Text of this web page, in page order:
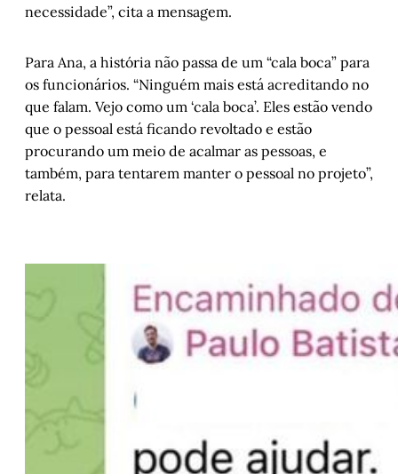
necessidade”, cita a mensagem.
Para Ana, a história não passa de um “cala boca” para
os funcionários. “Ninguém mais está acreditando no
que falam. Vejo como um ‘cala boca’. Eles estão vendo
que o pessoal está ficando revoltado e estão
procurando um meio de acalmar as pessoas, e
também, para tentarem manter o pessoal no projeto”,
relata.